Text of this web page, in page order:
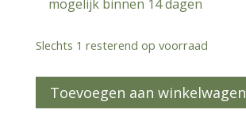
mogelijk binnen 14 dagen
Slechts 1 resterend op voorraad
Ezeltje
aantal
Toevoegen aan winkelwagen